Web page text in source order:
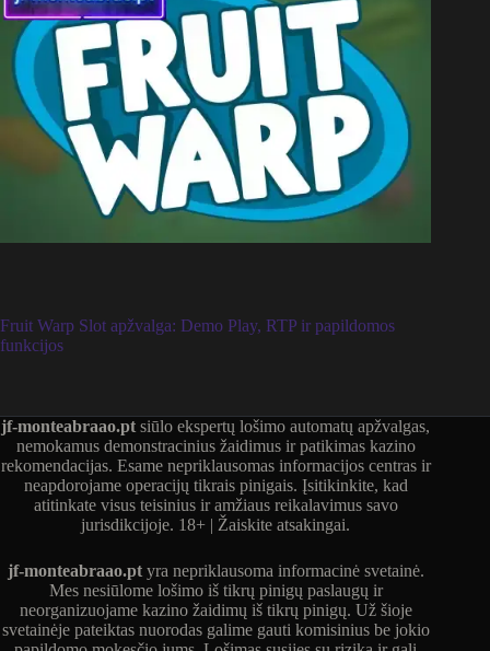
Fruit Warp Slot apžvalga: Demo Play, RTP ir papildomos
funkcijos
jf-monteabraao.pt siūlo ekspertų lošimo automatų apžvalgas,
nemokamus demonstracinius žaidimus ir patikimas kazino
rekomendacijas. Esame nepriklausomas informacijos centras ir
neapdorojame operacijų tikrais pinigais. Įsitikinkite, kad
atitinkate visus teisinius ir amžiaus reikalavimus savo
jurisdikcijoje. 18+ | Žaiskite atsakingai.
jf-monteabraao.ptyra nepriklausoma informacinė svetainė.
Mes nesiūlome lošimo iš tikrų pinigų paslaugų ir
neorganizuojame kazino žaidimų iš tikrų pinigų. Už šioje
svetainėje pateiktas nuorodas galime gauti komisinius be jokio